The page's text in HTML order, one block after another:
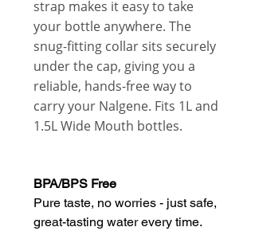
strap makes it easy to take
your bottle anywhere. The
snug-fitting collar sits securely
under the cap, giving you a
reliable, hands-free way to
carry your Nalgene. Fits 1L and
1.5L Wide Mouth bottles.
BPA/BPS Free
Pure taste, no worries - just safe,
great-tasting water every time.